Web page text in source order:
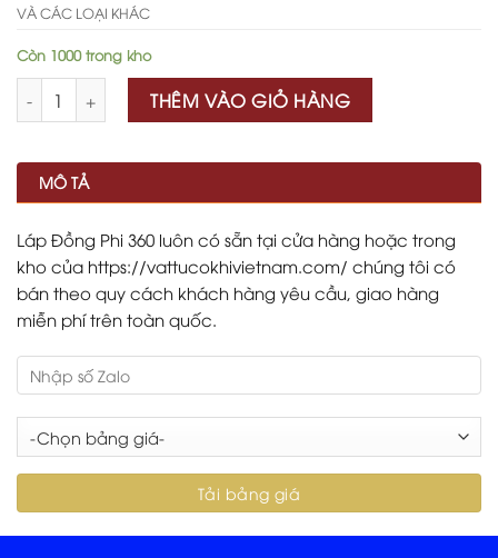
VÀ CÁC LOẠI KHÁC
Còn 1000 trong kho
THÊM VÀO GIỎ HÀNG
MÔ TẢ
Láp Đồng Phi 360 luôn có sẵn tại cửa hàng hoặc trong
kho của https://vattucokhivietnam.com/ chúng tôi có
bán theo quy cách khách hàng yêu cầu, giao hàng
miễn phí trên toàn quốc.